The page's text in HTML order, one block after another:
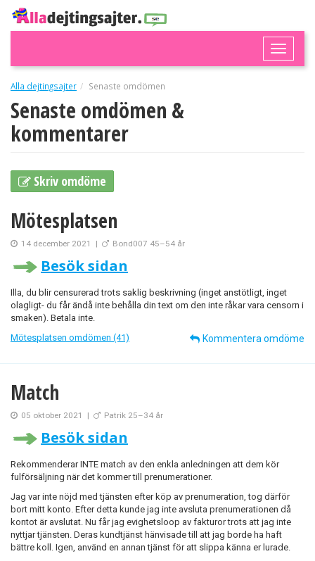
Toggle
Alla dejtingsajter Senaste omdömen
Senaste omdömen &
kommentarer
Skriv omdöme
Mötesplatsen
14 december 2021 | Bond007 45–54 år
Besök sidan
Illa, du blir censurerad trots saklig beskrivning (inget anstötligt, inget
olagligt- du får ändå inte behålla din text om den inte råkar vara censorn i
smaken). Betala inte.
Mötesplatsen omdömen (41)
Kommentera omdöme
Match
05 oktober 2021 | Patrik 25–34 år
Besök sidan
Rekommenderar INTE match av den enkla anledningen att dem kör
fulförsäljning när det kommer till prenumerationer.
Jag var inte nöjd med tjänsten efter köp av prenumeration, tog därför
bort mitt konto. Efter detta kunde jag inte avsluta prenumerationen då
kontot är avslutat. Nu får jag evighetsloop av fakturor trots att jag inte
nyttjar tjänsten. Deras kundtjänst hänvisade till att jag borde ha haft
bättre koll. Igen, använd en annan tjänst för att slippa känna er lurade.